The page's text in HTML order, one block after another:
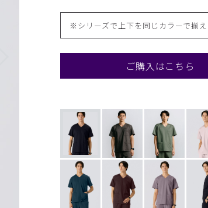
※シリーズで上下を同じカラーで揃
ご購入はこちら